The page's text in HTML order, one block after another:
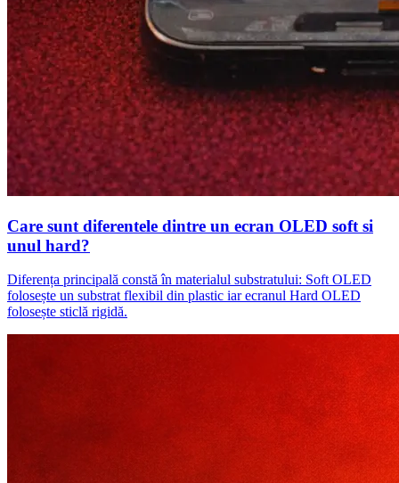
Care sunt diferentele dintre un ecran OLED soft si
unul hard?
Diferența principală constă în materialul substratului: Soft OLED
folosește un substrat flexibil din plastic iar ecranul Hard OLED
folosește sticlă rigidă.